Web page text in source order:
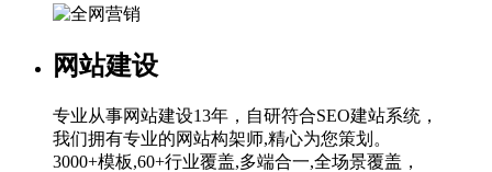
网站建设
专业从事网站建设13年，自研符合SEO建站系统，
我们拥有专业的网站构架师,精心为您策划。
3000+模板,60+行业覆盖,多端合一,全场景覆盖，